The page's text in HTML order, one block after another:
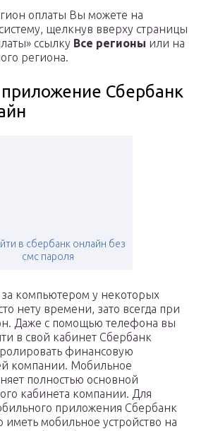
оплаты Вы можете на
щелкнув вверху страницы
ссылку Все регионы или на
региона.
Сбербанк
в сбербанк онлайн без
смс пароля
за компьютером у некоторых
нету времени, зато всегда при
Даже с помощью телефона вы
в свой кабинет Сбербанк
финансовую
компании. Мобильное
полностью основной
кабинета компании. Для
приложения Сбербанк
иметь мобильное устройство на